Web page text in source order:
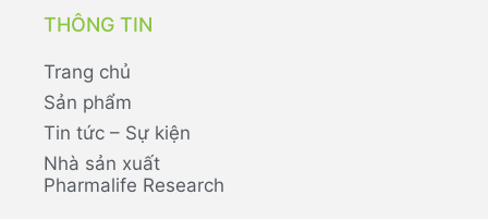
THÔNG TIN
Trang chủ
Sản phẩm
Tin tức – Sự kiện
Nhà sản xuất
Pharmalife Research